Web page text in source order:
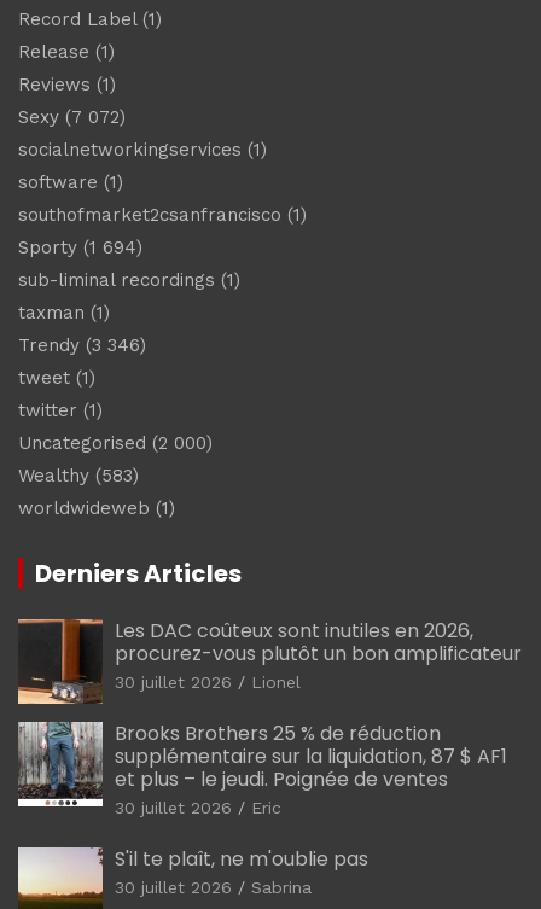
Record Label(1)
Release (1)
Reviews (1)
Sexy (7 072)
socialnetworkingservices (1)
software (1)
southofmarket2csanfrancisco (1)
Sporty (1 694)
sub-liminal recordings (1)
taxman (1)
Trendy (3 346)
tweet (1)
twitter (1)
Uncategorised (2 000)
Wealthy (583)
worldwideweb (1)
Derniers Articles
Les DAC coûteux sont inutiles en 2026,
procurez-vous plutôt un bon amplificateur
30 juillet 2026 Lionel
Brooks Brothers 25 % de réduction
supplémentaire sur la liquidation, 87 $ AF1
et plus – le jeudi. Poignée de ventes
30 juillet 2026 Eric
S'il te plaît, ne m'oublie pas
30 juillet 2026 Sabrina